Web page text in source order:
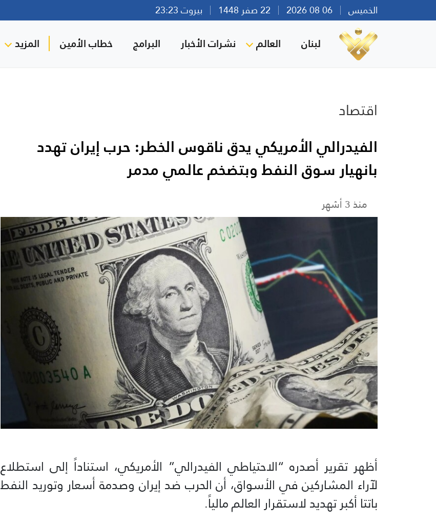
الخميس بيروت 23:23
لبنان العالم نشرات الأخبار البرامج خطاب الأمين المزيد
اقتصاد
الفيدرالي الأمريكي يدق ناقوس الخطر: حرب إيران تهدد
بانهيار سوق النفط وبتضخم عالمي مدمر
منذ 3 أشهر
أظهر تقرير أصدره “الاحتياطي الفيدرالي” الأمريكي، استناداً إلى استطلاع
لآراء المشاركين في الأسواق، أن الحرب ضد إيران وصدمة أسعار وتوريد النفط
باتتا أكبر تهديد لاستقرار العالم مالياً.